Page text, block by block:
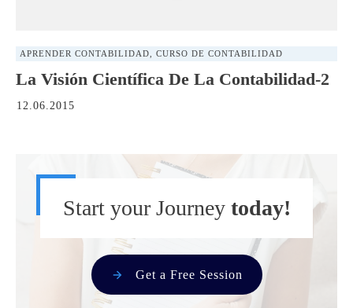
APRENDER CONTABILIDAD, CURSO DE CONTABILIDAD
La Visión Científica De La Contabilidad-2
12.06.2015
Start your Journey today!
Get a Free Session